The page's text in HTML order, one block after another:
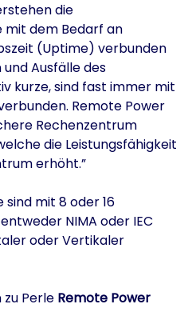
die
mit dem Bedarf an
(Uptime) verbunden
Ausfälle des
kurze, sind fast immer mit
Remote Power
Rechenzentrum
die Leistungsfähigkeit
erhöht.”
mit 8 oder 16
NIMA oder IEC
oder Vertikaler
Perle Remote Power